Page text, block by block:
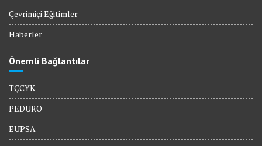
Çevrimiçi Eğitimler
Haberler
Önemli Bağlantılar
TÇCYK
PEDURO
EUPSA